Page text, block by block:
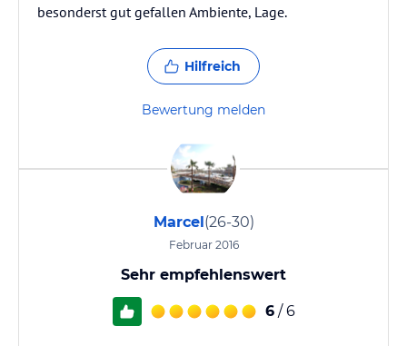
besonderst gut gefallen Ambiente, Lage.
Hilfreich
Bewertung melden
Marcel(26-30)
Februar 2016
Sehr empfehlenswert
6 / 6